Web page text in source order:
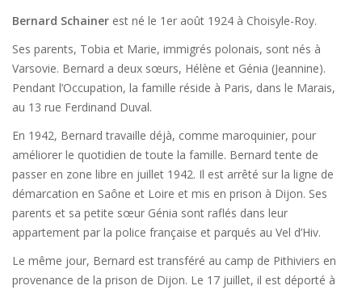
Bernard Schainer est né le 1er août 1924 à Choisyle-Roy.
Ses parents, Tobia et Marie, immigrés polonais, sont nés à
Varsovie. Bernard a deux sœurs, Hélène et Génia (Jeannine).
Pendant l’Occupation, la famille réside à Paris, dans le Marais,
au 13 rue Ferdinand Duval.
En 1942, Bernard travaille déjà, comme maroquinier, pour
améliorer le quotidien de toute la famille. Bernard tente de
passer en zone libre en juillet 1942. Il est arrêté sur la ligne de
démarcation en Saône et Loire et mis en prison à Dijon. Ses
parents et sa petite sœur Génia sont raflés dans leur
appartement par la police française et parqués au Vel d’Hiv.
Le même jour, Bernard est transféré au camp de Pithiviers en
provenance de la prison de Dijon. Le 17 juillet, il est déporté à